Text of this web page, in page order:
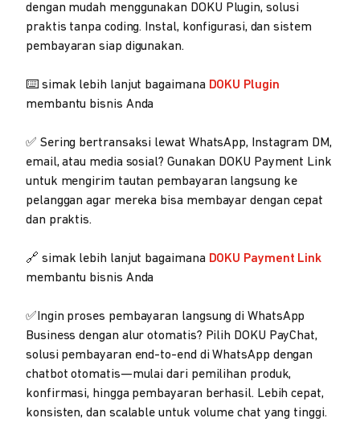
dengan mudah menggunakan DOKU Plugin, solusi
praktis tanpa coding. Instal, konfigurasi, dan sistem
pembayaran siap digunakan.
⌨️ simak lebih lanjut bagaimana DOKU Plugin
membantu bisnis Anda
✅ Sering bertransaksi lewat WhatsApp, Instagram DM,
email, atau media sosial? Gunakan DOKU Payment Link
untuk mengirim tautan pembayaran langsung ke
pelanggan agar mereka bisa membayar dengan cepat
dan praktis.
🔗 simak lebih lanjut bagaimana DOKU Payment Link
membantu bisnis Anda
✅Ingin proses pembayaran langsung di WhatsApp
Business dengan alur otomatis? Pilih DOKU PayChat,
solusi pembayaran end-to-end di WhatsApp dengan
chatbot otomatis—mulai dari pemilihan produk,
konfirmasi, hingga pembayaran berhasil. Lebih cepat,
konsisten, dan scalable untuk volume chat yang tinggi.